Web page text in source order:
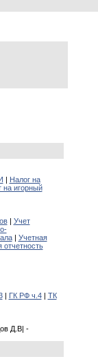
| Налог на
на игорный
| Учет
| Учетная
отчетность
| ГК РФ ч.4| ТК
Д.В| -